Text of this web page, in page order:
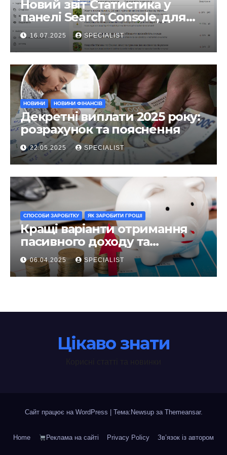
Новий звіт Статистика у
панелі Search Console, для
чого він?
16.07.2025 SPECIALIST
НОВИНИ НОВИНИ ФІНАНСІВ
Декретні виплати 2025 року:
розрахунок та пояснення
22.05.2025 SPECIALIST
СПОСОБИ ЗАРОБІТКУ ЯК ЗАРОБИТИ ГРОШІ
Кращі варіанти отримання
пасивного доходу та
інвестування у 2025 році
06.04.2025 SPECIALIST
Цікаво знати
Сайт працює на WordPress Тема:Newsup за Themeansar.
Home Реклама на сайті Privacy Policy Зв’язок із автором